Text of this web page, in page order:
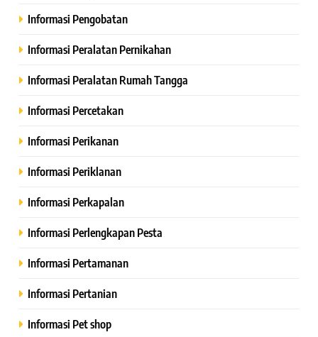
Informasi Pengobatan
Informasi Peralatan Pernikahan
Informasi Peralatan Rumah Tangga
Informasi Percetakan
Informasi Perikanan
Informasi Periklanan
Informasi Perkapalan
Informasi Perlengkapan Pesta
Informasi Pertamanan
Informasi Pertanian
Informasi Pet shop